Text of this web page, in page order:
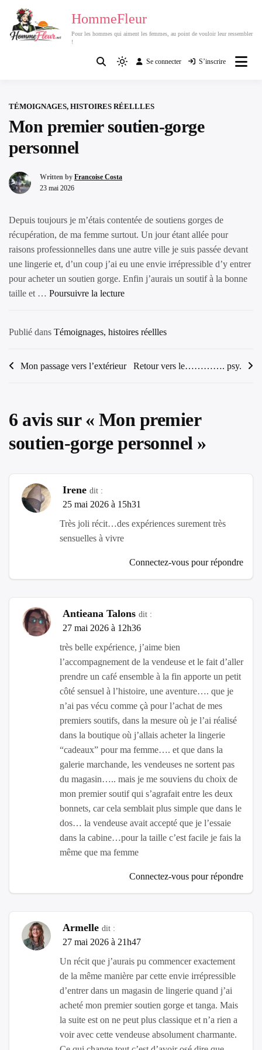
Passer
contenu
HommeFleur
Pour les hommes qui aiment les femmes, au point de vouloir leur ressembler
!
Light
to
switch
Se connecter S’inscrire
TÉMOIGNAGES, HISTOIRES RÉELLLES
Mon premier soutien-gorge
personnel
Written by Francoise Costa
23 mai 2026
Depuis toujours je m’étais contentée de soutiens gorges de
récupération, de ma femme surtout. Un jour étant allée pour
raisons professionnelles dans une autre ville je suis passée devant
une lingerie et, d’un coup j’ai eu une envie irrépressible d’y entrer
pour acheter un soutien gorge. Enfin j’aurais un soutif à la bonne
taille et … Poursuivre la lecture“Mon
gorge
Publié dans Témoignages, histoires réellles
Navigation
Mon passage vers l’extérieur Retour vers le…………. psy.
6 avis sur « Mon premier
soutien-gorge personnel »
Irene dit :
25 mai 2026 à 15h31
Très joli récit…des expériences surement très
sensuelles à vivre
Connectez-vous pour répondre
Antieana Talons dit :
27 mai 2026 à 12h36
très belle expérience, j’aime bien
l’accompagnement de la vendeuse et le fait d’aller
prendre un café ensemble à la fin apporte un petit
côté sensuel à l’histoire, une aventure…. que je
n’ai pas vécu comme çà pour l’achat de mes
premiers soutifs, dans la mesure où je l’ai réalisé
dans la boutique où j’allais acheter la lingerie
“cadeaux” pour ma femme…. et que dans la
galerie marchande, les vendeuses ne sortent pas
du magasin….. mais je me souviens du choix de
mon premier soutif qui s’agrafait entre les deux
bonnets, car cela semblait plus simple que dans le
dos… la vendeuse avait accepté que je l’essaie
dans la cabine…pour la taille c’est facile je fais la
même que ma femme
Connectez-vous pour répondre
Armelle dit :
27 mai 2026 à 21h47
Un récit que j’aurais pu commencer exactement
de la même manière par cette envie irrépressible
d’entrer dans un magasin de lingerie quand j’ai
acheté mon premier soutien gorge et tanga. Mais
la suite est on ne peut plus classique et n’a rien a
voir avec cette vendeuse absolument charmante.